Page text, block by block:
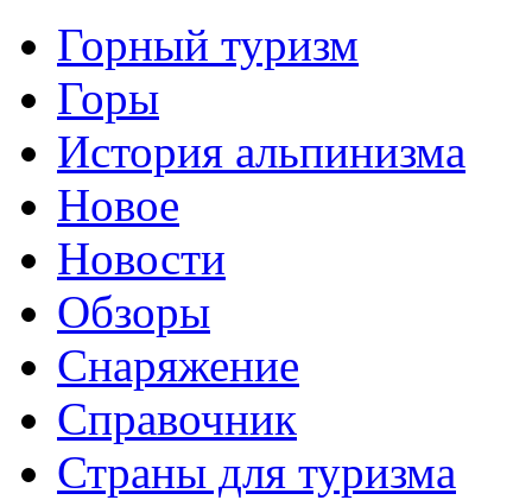
Горный туризм
Горы
История альпинизма
Новое
Новости
Обзоры
Снаряжение
Справочник
Страны для туризма